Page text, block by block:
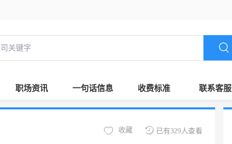
职场资讯 一句话信息 收费标准 联系客服
已有329人查看
收藏